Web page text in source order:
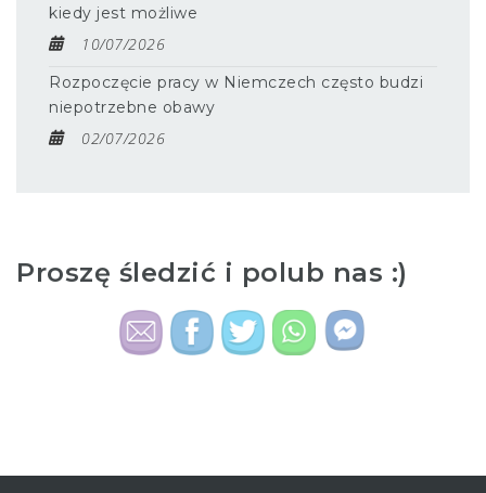
kiedy jest możliwe
10/07/2026
Rozpoczęcie pracy w Niemczech często budzi
niepotrzebne obawy
02/07/2026
Proszę śledzić i polub nas :)